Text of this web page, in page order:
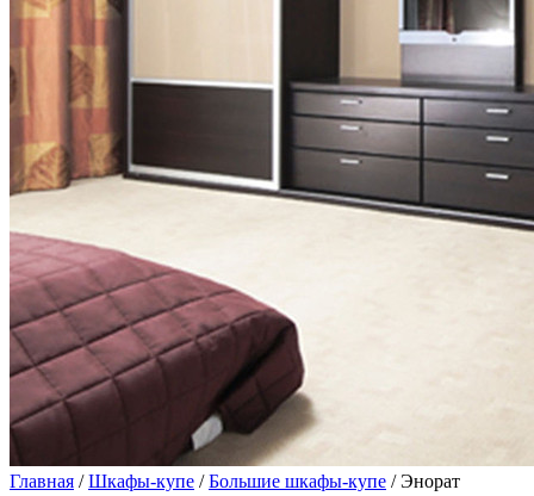
Главная /Шкафы-купе /Большие шкафы-купе / Энорат